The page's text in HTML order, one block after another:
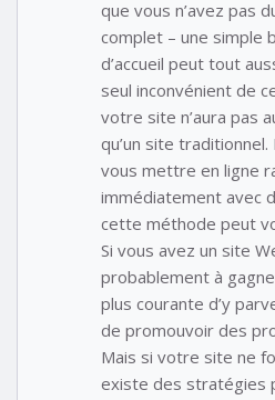
que vous n’avez pas
complet – une simple
d’accueil peut tout
seul inconvénient de
votre site n’aura pas
qu’un site
vous mettre en ligne
immédiatement avec
cette méthode peut
Si vous avez un site
probablement à
plus courante d’y
de promouvoir des
Mais si votre site ne
existe des stratégies